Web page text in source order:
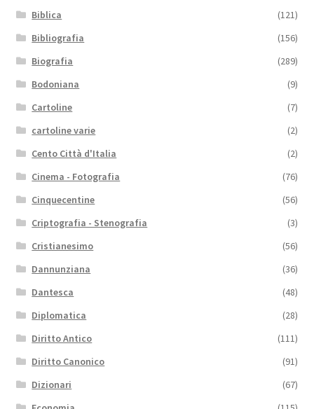
Biblica
(121)
Bibliografia
(156)
Biografia
(289)
Bodoniana
(9)
Cartoline
(7)
cartoline varie
(2)
Cento Città d'Italia
(2)
Cinema - Fotografia
(76)
Cinquecentine
(56)
Criptografia - Stenografia
(3)
Cristianesimo
(56)
Dannunziana
(36)
Dantesca
(48)
Diplomatica
(28)
Diritto Antico
(111)
Diritto Canonico
(91)
Dizionari
(67)